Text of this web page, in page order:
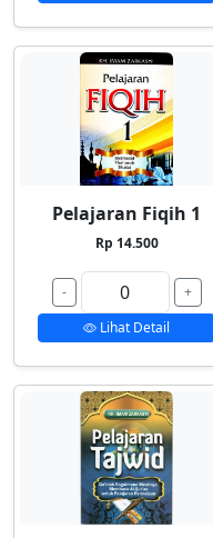
Pelajaran Fiqih 1
Rp 14.500
-
+
Lihat Detail